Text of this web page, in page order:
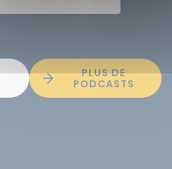
PLUS DE
PODCASTS